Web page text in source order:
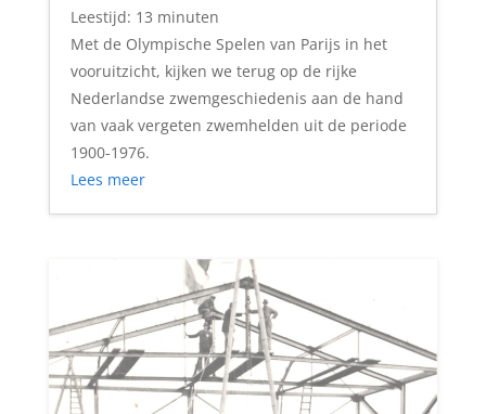
Leestijd: 13 minuten
Met de Olympische Spelen van Parijs in het
vooruitzicht, kijken we terug op de rijke
Nederlandse zwemgeschiedenis aan de hand
van vaak vergeten zwemhelden uit de periode
1900-1976.
Lees meer